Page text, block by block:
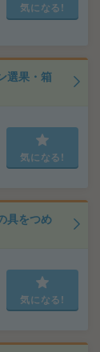
気になる!
選果・箱
気になる!
具をつめ
気になる!